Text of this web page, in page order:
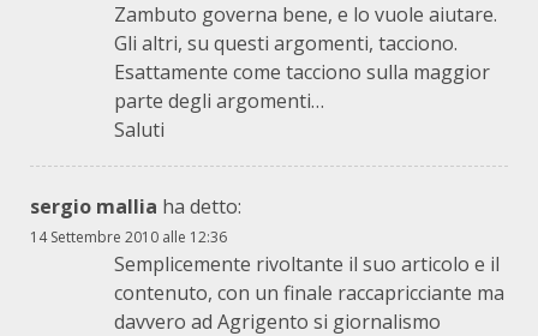
Zambuto governa bene, e lo vuole aiutare.
Gli altri, su questi argomenti, tacciono.
Esattamente come tacciono sulla maggior
parte degli argomenti…
Saluti
sergio mallia ha detto:
14 Settembre 2010 alle 12:36
Semplicemente rivoltante il suo articolo e il
contenuto, con un finale raccapricciante ma
davvero ad Agrigento si giornalismo